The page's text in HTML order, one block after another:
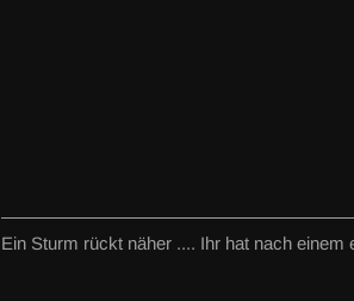
Ein Sturm rückt näher .... Ihr hat nach